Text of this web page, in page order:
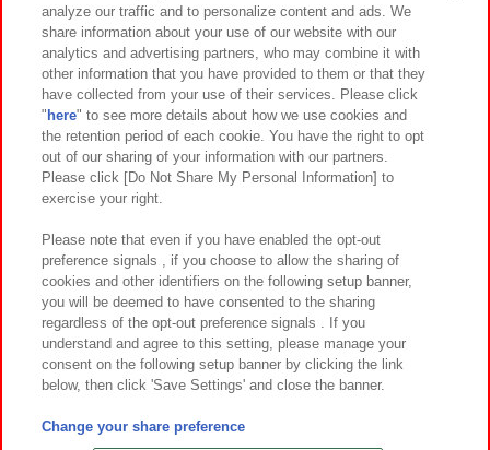
イベント・キャンペーン
関連会社 サステナビリティ サイトポリシー
プライバシーポリシー ウェブアクセシビリティ方針と検証結果
お取引先さまとともに
カスタマーハラスメント対応方針 よくあるご質問・お問い合わせ
©Bandai Namco Amusement Inc.
©Bandai Namco Amusement Lab Inc.
analyze our traffic and to personalize content and ads. We
share information about your use of our website with our
analytics and advertising partners, who may combine it with
other information that you have provided to them or that they
have collected from your use of their services. Please click
" here" to see more details about how we use cookies and
the retention period of each cookie. You have the right to opt
out of our sharing of your information with our partners.
Please click [Do Not Share My Personal Information] to
exercise your right.
Please note that even if you have enabled the opt-out
preference signals , if you choose to allow the sharing of
cookies and other identifiers on the following setup banner,
you will be deemed to have consented to the sharing
regardless of the opt-out preference signals . If you
understand and agree to this setting, please manage your
consent on the following setup banner by clicking the link
below, then click 'Save Settings' and close the banner.
Change your share preference